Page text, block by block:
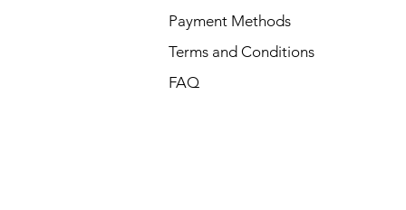
Payment Methods
Terms and Conditions
FAQ